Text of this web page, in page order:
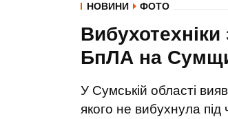
НОВИНИ ФОТО
БпЛА на
У Сумській області
якого не вибухнула під